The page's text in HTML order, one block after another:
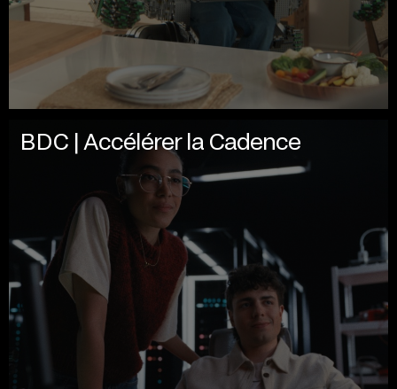
BDC | Accélérer la Cadence